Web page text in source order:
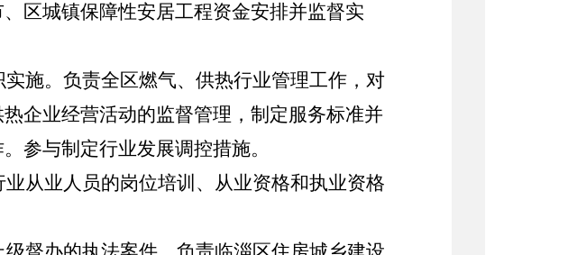
区城镇保障性安居工程资金安排并监督实
施。负责全区燃气、供热行业管理工作，对
企业经营活动的监督管理，制定服务标准并
参与制定行业发展调控措施。
业从业人员的岗位培训、从业资格和执业资格